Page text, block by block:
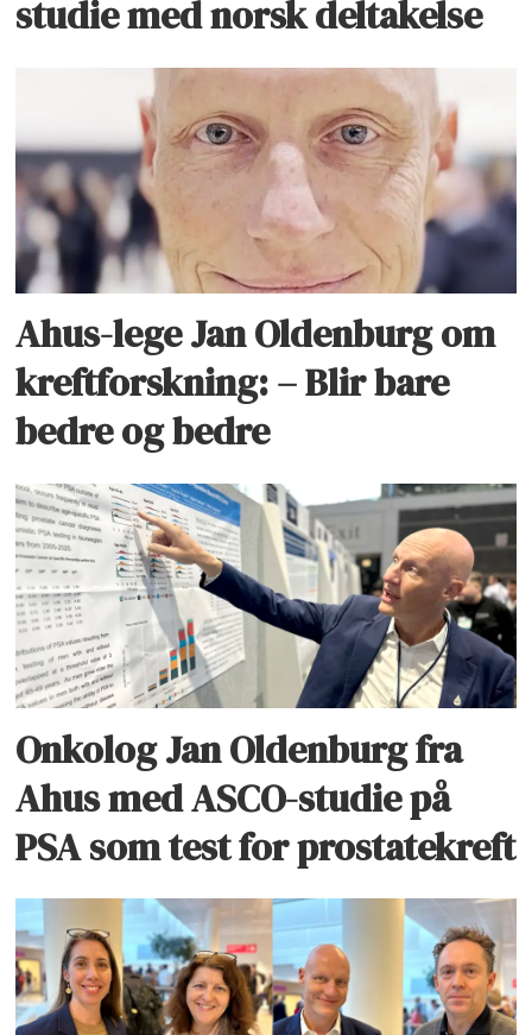
studie med norsk deltakelse
Ahus-lege Jan Oldenburg om
kreftforskning: – Blir bare
bedre og bedre
Onkolog Jan Oldenburg fra
Ahus med ASCO-studie på
PSA som test for prostatekreft